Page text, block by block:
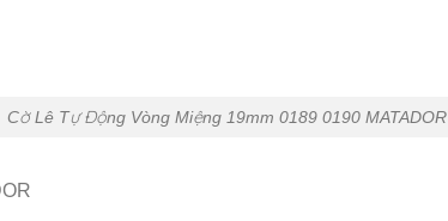
Cờ Lê Tự Động Vòng Miệng 19mm 0189 0190 MATADOR